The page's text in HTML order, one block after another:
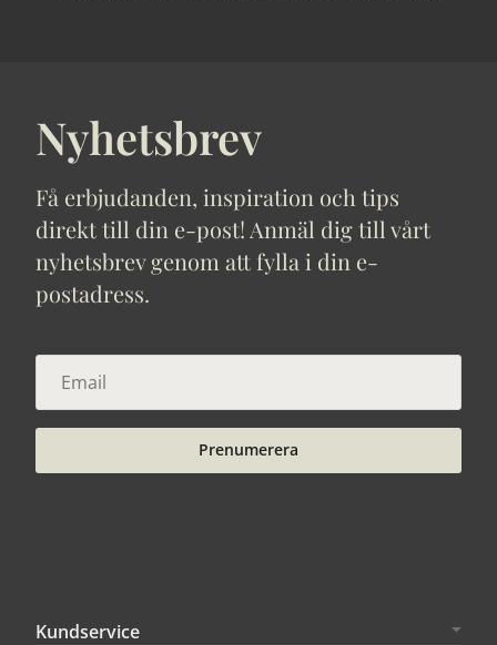
Nyhetsbrev
Få erbjudanden, inspiration och tips
direkt till din e-post! Anmäl dig till vårt
nyhetsbrev genom att fylla i din e-
postadress.
Prenumerera
Kundservice